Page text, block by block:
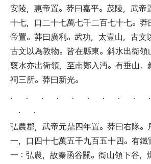
安陵， 惠帝置。 莽曰嘉平。 茂陵， 武帝
十七， 口二十七萬七千二百七十七。 莽
帝置。 莽曰廣利。 武功， 太壹山， 古文
古文以為敦物。 皆在縣東。 斜水出衙領
襃水亦出衙領， 至南鄭入沔。 有垂山、
祠三所。 莽曰新光。
． ． ． ． ． ． ． ． ．
． ．
弘農郡， 武帝元鼎四年置。 莽曰右隊。
一， 口四十七萬五千九百五十四。 有鐵
一 ： 弘農， 故秦函谷關。 衙山領下谷，